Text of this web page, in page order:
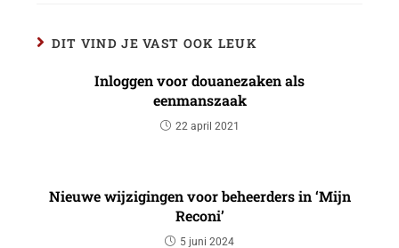
DIT VIND JE VAST OOK LEUK
Inloggen voor douanezaken als
eenmanszaak
22 april 2021
Nieuwe wijzigingen voor beheerders in ‘Mijn
Reconi’
5 juni 2024